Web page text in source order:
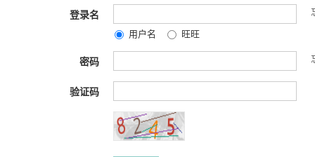
登录名
用户名 旺旺
密码
验证码